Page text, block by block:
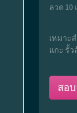
ลวด 10
เหมาะ
แกะ รั้
สอ